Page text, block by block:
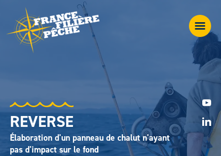
REVERSE
Élaboration d'un panneau de chalut n'ayant
pas d'impact sur le fond